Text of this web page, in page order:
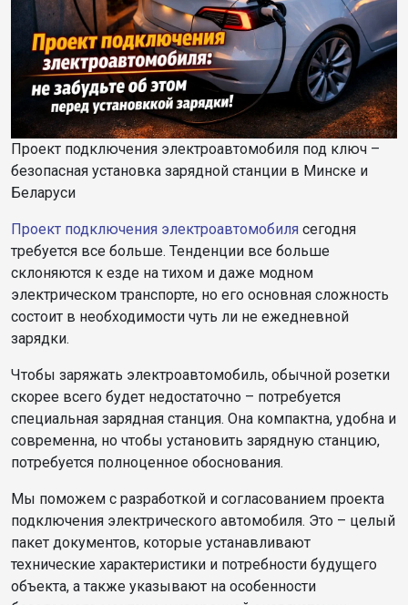
Проект подключения электроавтомобиля под ключ –
безопасная установка зарядной станции в Минске и
Беларуси
Проект подключения электроавтомобиля сегодня
требуется все больше. Тенденции все больше
склоняются к езде на тихом и даже модном
электрическом транспорте, но его основная сложность
состоит в необходимости чуть ли не ежедневной
зарядки.
Чтобы заряжать электроавтомобиль, обычной розетки
скорее всего будет недостаточно – потребуется
специальная зарядная станция. Она компактна, удобна и
современна, но чтобы установить зарядную станцию,
потребуется полноценное обоснования.
Мы поможем с разработкой и согласованием проекта
подключения электрического автомобиля. Это – целый
пакет документов, которые устанавливают
технические характеристики и потребности будущего
объекта, а также указывают на особенности